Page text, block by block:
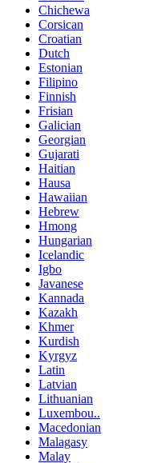
Chichewa
Corsican
Croatian
Dutch
Estonian
Filipino
Finnish
Frisian
Galician
Georgian
Gujarati
Haitian
Hausa
Hawaiian
Hebrew
Hmong
Hungarian
Icelandic
Igbo
Javanese
Kannada
Kazakh
Khmer
Kurdish
Kyrgyz
Latin
Latvian
Lithuanian
Luxembou..
Macedonian
Malagasy
Malay